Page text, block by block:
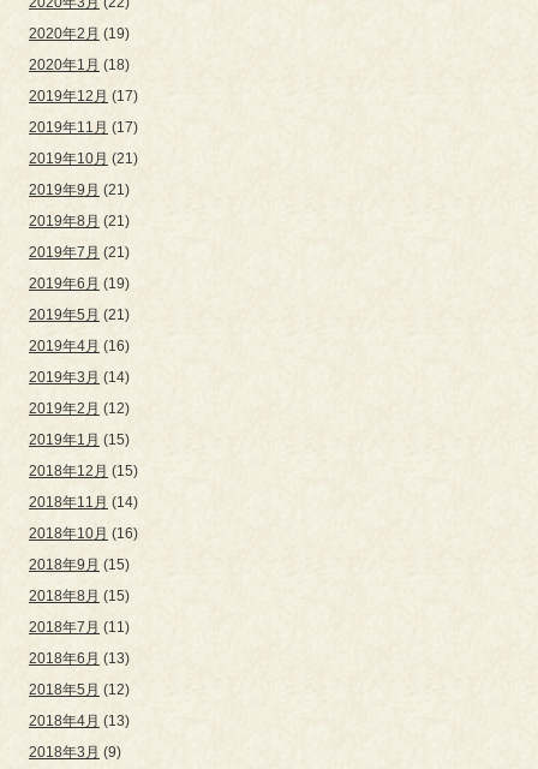
2020年2月 (19)
2020年1月 (18)
2019年12月 (17)
2019年11月 (17)
2019年10月 (21)
2019年9月 (21)
2019年8月 (21)
2019年7月 (21)
2019年6月 (19)
2019年5月 (21)
2019年4月 (16)
2019年3月 (14)
2019年2月 (12)
2019年1月 (15)
2018年12月 (15)
2018年11月 (14)
2018年10月 (16)
2018年9月 (15)
2018年8月 (15)
2018年7月 (11)
2018年6月 (13)
2018年5月 (12)
2018年4月 (13)
2018年3月 (9)